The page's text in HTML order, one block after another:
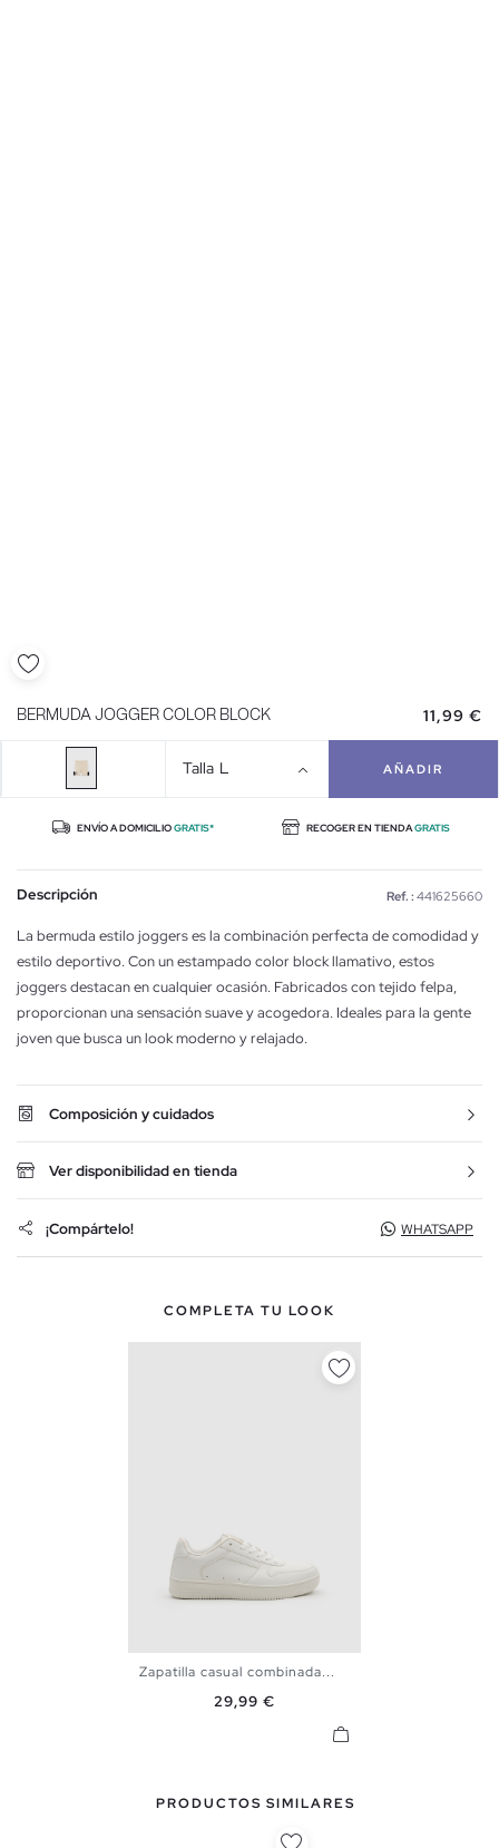
BERMUDA JOGGER COLOR BLOCK 11,99 €
Talla L AÑADIR
ENVÍO A DOMICILIOGRATIS* RECOGER EN TIENDAGRATIS
Descripción Ref. : 441625660
La bermuda estilo joggers es la combinación perfecta de comodidad y
estilo deportivo. Con un estampado color block llamativo, estos
joggers destacan en cualquier ocasión. Fabricados con tejido felpa,
proporcionan una sensación suave y acogedora. Ideales para la gente
joven que busca un look moderno y relajado.
Composición y cuidados
Ver disponibilidad en tienda
¡Compártelo! WHATSAPP
COMPLETA TU LOOK
39 40 41 42 43
44
45
Zapatilla casual combinada...
Precio
29,99 €
PRODUCTOS SIMILARES